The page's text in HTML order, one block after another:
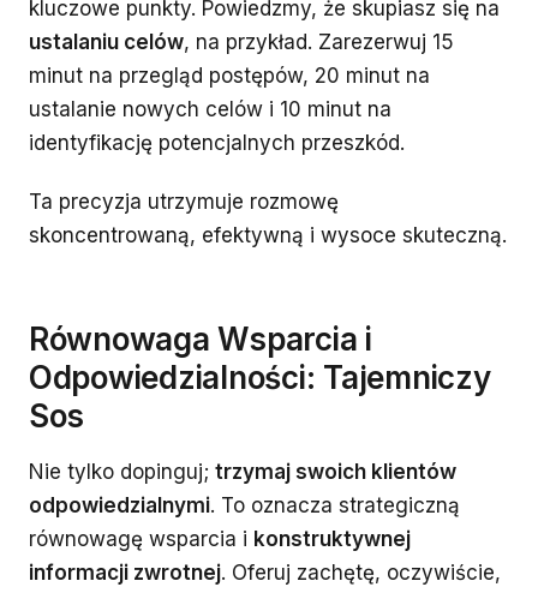
kluczowe punkty. Powiedzmy, że skupiasz się na
ustalaniu celów, na przykład. Zarezerwuj 15
minut na przegląd postępów, 20 minut na
ustalanie nowych celów i 10 minut na
identyfikację potencjalnych przeszkód.
Ta precyzja utrzymuje rozmowę
skoncentrowaną, efektywną i wysoce skuteczną.
Równowaga Wsparcia i
Odpowiedzialności: Tajemniczy
Sos
Nie tylko dopinguj; trzymaj swoich klientów
odpowiedzialnymi. To oznacza strategiczną
równowagę wsparcia i konstruktywnej
informacji zwrotnej. Oferuj zachętę, oczywiście,